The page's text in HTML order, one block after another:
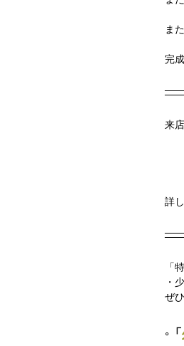
ま
完
来
詳
「
・
ぜ
◦「